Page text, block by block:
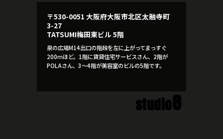
〒530-0051 大阪府大阪市北区太融寺町
3-27
TATSUMI梅田東ビル 5階
泉の広場M14出口の階段を左に上がってまっすぐ
200ｍほど。1階に賃貸住宅サービスさん、2階が
POLAさん、3～4階が美容室のビルの5階です。
studio8